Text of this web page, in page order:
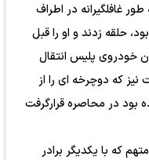
غافلگیرانه در اطراف
حلقه زدند و او را قبل
خودروی پلیس انتقال
که دوچرخه ای را از
بود در محاصره قرارگرفت
که با یکدیگر برادر